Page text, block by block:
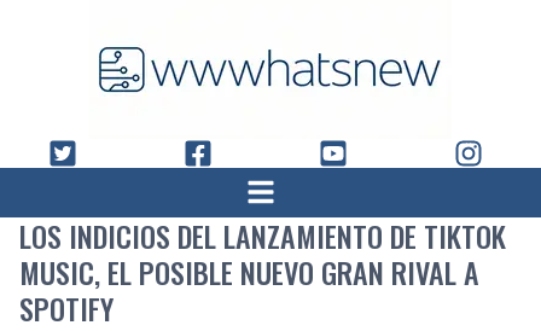
LOS INDICIOS DEL LANZAMIENTO DE TIKTOK
MUSIC, EL POSIBLE NUEVO GRAN RIVAL A
SPOTIFY